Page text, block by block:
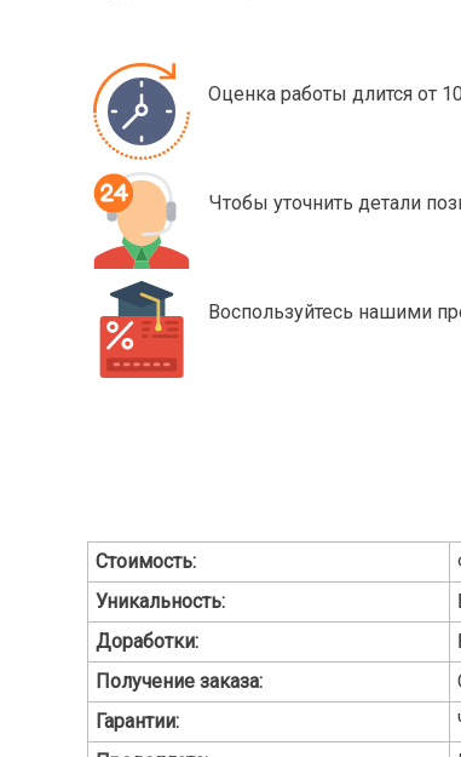
Оценка работы длится от
Чтобы уточнить детали
Воспользуйтесь нашими
Стоимость:
Уникальность:
Доработки:
Получение заказа:
Гарантии: